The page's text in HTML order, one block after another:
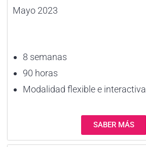
Mayo 2023
8 semanas
90 horas
Modalidad flexible e interactiva
SABER MÁS